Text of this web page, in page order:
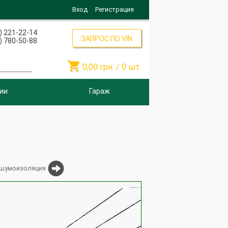
Вход Регистрация
221-22-14
780-50-88
ЗАПРОС ПО VIN
 0,00 грн. / 0 шт.
Гараж